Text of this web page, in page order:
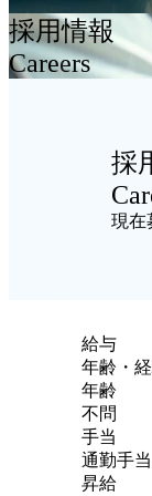
採用情報
Careers
採
現在
給与
年齢・
年齢
不問
手当
通勤手
昇給